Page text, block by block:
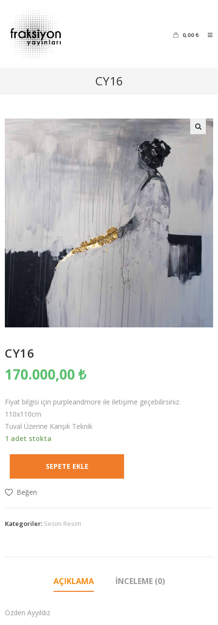
0,00 ₺
CY16
CY16
170.000,00 ₺
Fiyat bilgisi için purpleandmore ile iletişime geçebilirsiniz.
110x110cm
Tuval Üzerine Karışık Teknik
1 adet stokta
SEPETE EKLE
Beğen
Kategoriler: Sesim Resim
AÇIKLAMA İNCELEME (0)
Özden Ayyıldız